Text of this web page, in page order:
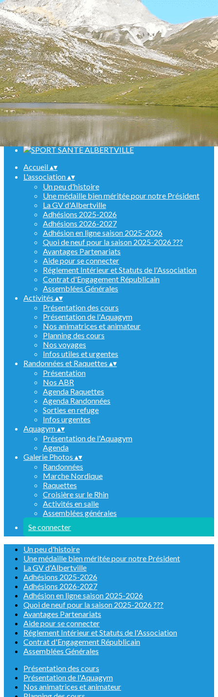
Menu
<
>
Randonnées
Marche Nordique
Raquettes
Croisière sur le Rhin
Activités en salle
Assemblées générales
Ajoutez un logo, un bouton, des réseaux sociaux
Cliquez pour éditer
Accueil▴▾
L'association▴▾
Un peu d'histoire
Une médaille bien méritée pour notre Président
La GV d'Albertville
Adhésions 2025-2026
Adhésions 2026-2027
Adhésion en ligne saison 2025-2026
Quoi de neuf pour la saison 2025-2026 ???
Avantages Partenariats
Aide pour se connecter
Réglement Intérieur et Statuts de l'Association
Contrat d'Engagement Républicain
Assemblées Générales
Activités ▴▾
Présentation des cours
Présentation de l'Aquagym
Nos animatrices et animateur
Planning des cours
Nos voyages
Infos utiles et urgentes
Randonnées et Raquettes ▴▾
Présentation
Nos ABR
Agenda Raquettes
Agenda Randonnées
Sorties en refuge
Infos urgentes
Aquagym▴▾
Présentation de l'Aquagym
Agenda
Galerie Photos ▴▾
Randonnées
Marche Nordique
Raquettes
Croisière sur le Rhin
Activités en salle
Assemblées générales
Se connecter
Un peu d'histoire
Une médaille bien méritée pour notre Président
La GV d'Albertville
Adhésions 2025-2026
Adhésions 2026-2027
Adhésion en ligne saison 2025-2026
Quoi de neuf pour la saison 2025-2026 ???
Avantages Partenariats
Aide pour se connecter
Réglement Intérieur et Statuts de l'Association
Contrat d'Engagement Républicain
Assemblées Générales
Présentation des cours
Présentation de l'Aquagym
Nos animatrices et animateur